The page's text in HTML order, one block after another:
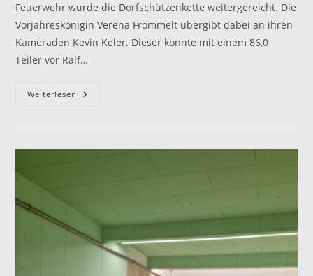
Feuerwehr wurde die Dorfschützenkette weitergereicht. Die
Vorjahreskönigin Verena Frommelt übergibt dabei an ihren
Kameraden Kevin Keler. Dieser konnte mit einem 86,0
Teiler vor Ralf…
Weiterlesen Die
Feuerwehr